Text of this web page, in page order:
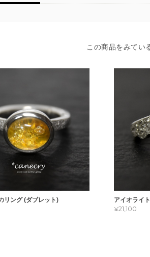
この商品をみてい
リング (ダブレット) アイオライ
¥21,100